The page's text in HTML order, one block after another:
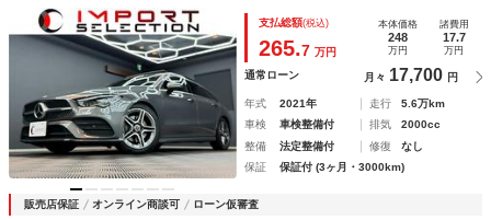
ブ パノラミックスライディングルーフ レーダーセーフテ
ィ アドバンストＰ 赤黒レザー ＨＵＤ 純正ナビ ３６０°
カメラ パワーゲート ＬＥＤ ドラレコ ＥＴＣ アンビエ
支払総額(税込)
265.7 万円
本体価格
248
万円
諸費用
17.7
万円
通常ローン 月々 17,700 円
年式 2021年 走行
5.6万km
車検
車検整備付 排気
2000cc
整備
法定整備付 修復
なし
保証
保証付 (3ヶ月・3000km)
販売店保証 オンライン商談可 ローン仮審査